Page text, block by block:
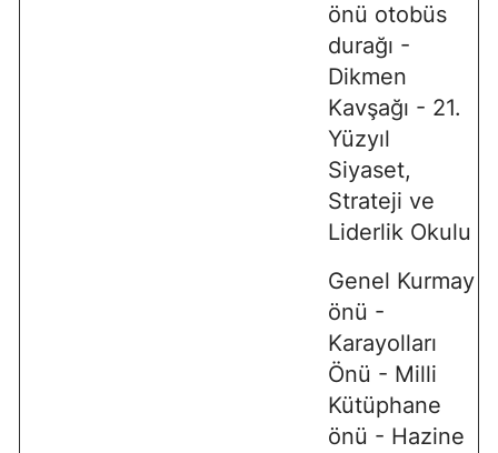
önü otobüs
durağı -
Dikmen
Kavşağı - 21.
Yüzyıl
Siyaset,
Strateji ve
Liderlik Okulu
Genel Kurmay
önü -
Karayolları
Önü - Milli
Kütüphane
önü - Hazine